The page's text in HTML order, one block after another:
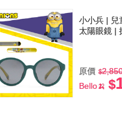
小小兵 | 兒
太陽眼鏡 |
原價
Bello🍌